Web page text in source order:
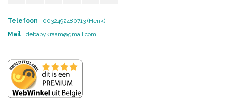
Telefoon
0032492480713 (Henk)
Mail
debabykraam@gmail.com